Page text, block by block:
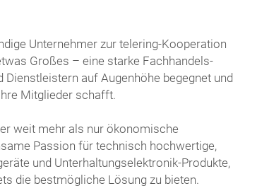
Unternehmer zur telering-Kooperation
Großes – eine starke Fachhandels-
auf Augenhöhe begegnet und
Mitglieder schafft.
weit mehr als nur ökonomische
Passion für technisch hochwertige,
und Unterhaltungselektronik-Produkte,
die bestmögliche Lösung zu bieten.